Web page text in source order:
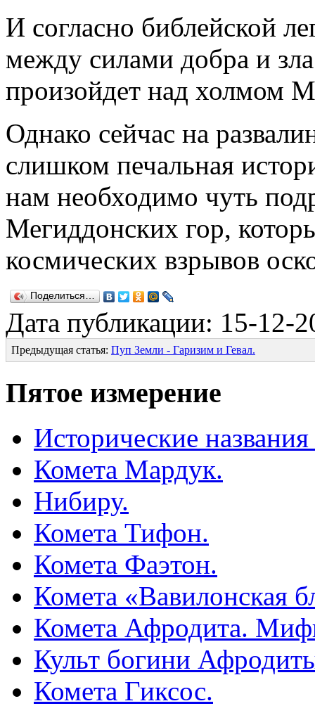
И согласно библейской
между силами добра и
произойдет над холмом
Однако сейчас на
слишком печальная
нам необходимо чуть
Мегиддонских гор,
космических взрывов
Поделиться…
Дата публикации: 15-12-
Предыдущая статья: Пуп Земли - Гаризим и Гевал.
Пятое измерение
Исторические
Комета Мардук.
Нибиру.
Комета Тифон.
Комета Фаэтон.
Комета «Вавилонская
Комета Афродита.
Культ богини
Комета Гиксос.